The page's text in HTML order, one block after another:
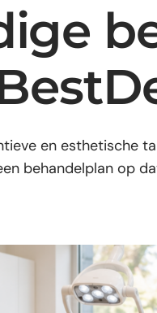
en esthetische
behandelplan op